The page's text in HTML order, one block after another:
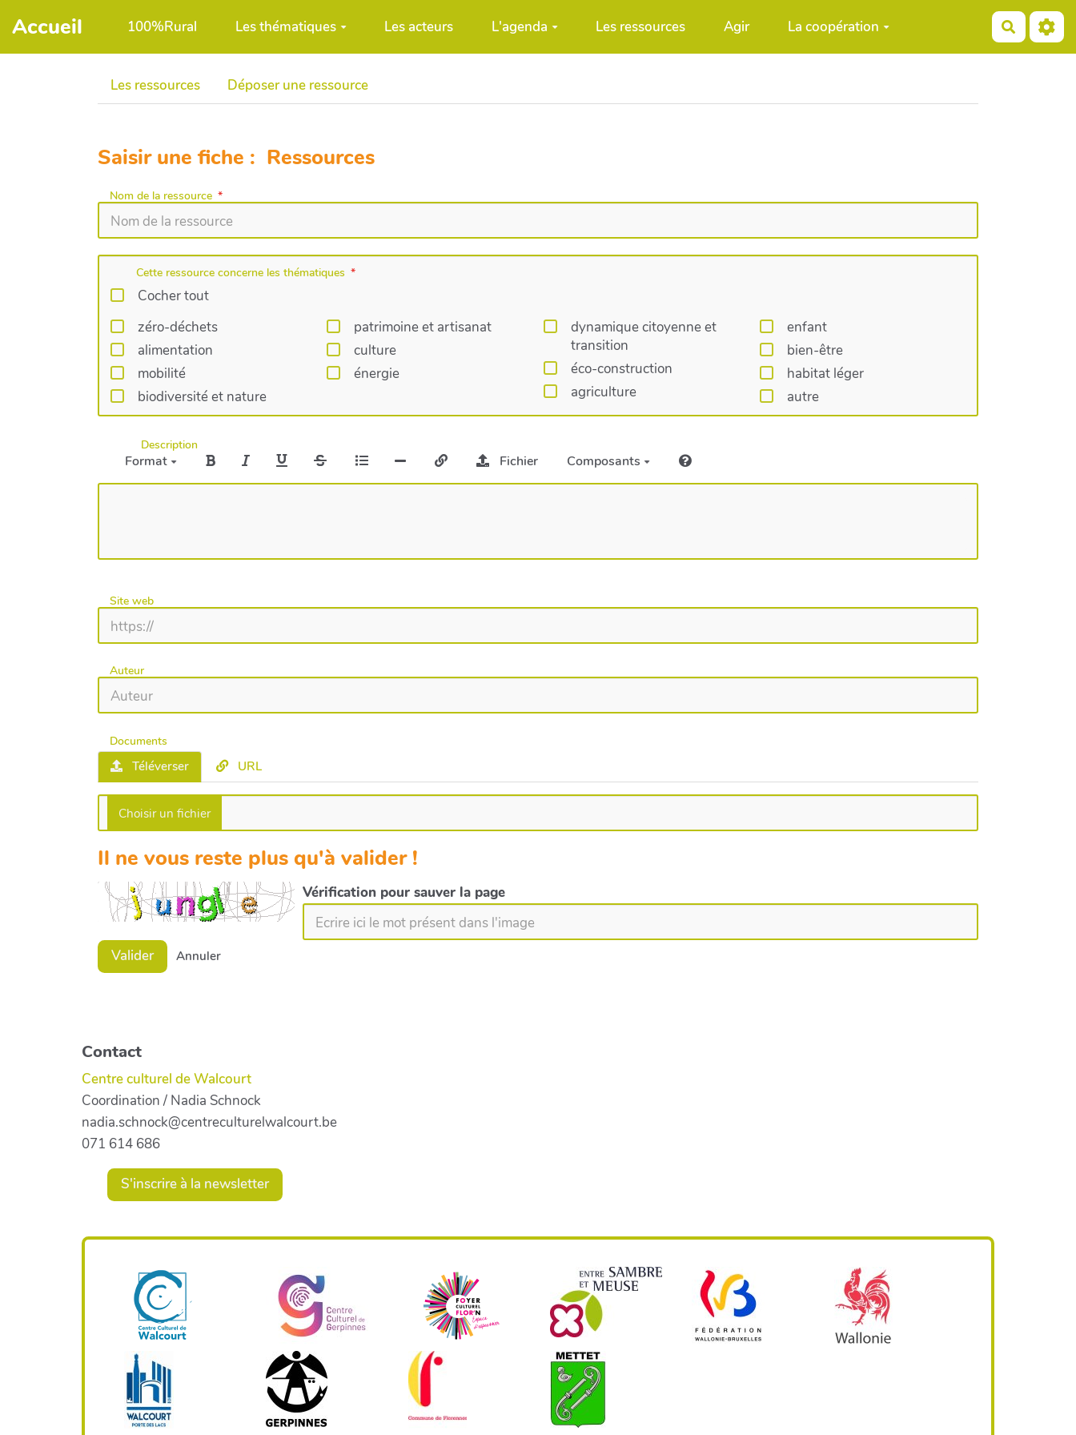
Aller au contenu principal
Accueil 100%Rural Les thématiques Les acteurs L'agenda Les ressources Agir La coopération
Les ressources Déposer une ressource
Saisir une fiche : Ressources
Nom de la ressource
Cette ressource concerne les thématiques
Cocher tout
zéro-déchets
alimentation
mobilité
biodiversité et nature
patrimoine et artisanat
culture
énergie
dynamique citoyenne et
transition
éco-construction
agriculture
enfant
bien-être
habitat léger
autre
Description
Format Fichier Composants
Site web
Auteur
Documents
Téléverser URL
Il ne vous reste plus qu'à valider !
Vérification pour sauver la page
Valider Annuler
Contact
Centre culturel de Walcourt
Coordination / Nadia Schnock
nadia.schnock@centreculturelwalcourt.be
071 614 686
S'inscrire à la newsletter